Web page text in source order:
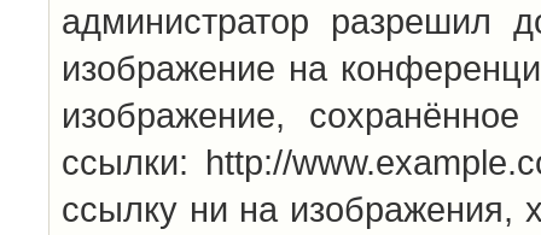
администратор разрешил
изображение на
изображение,
ссылки: http://
ссылку ни на